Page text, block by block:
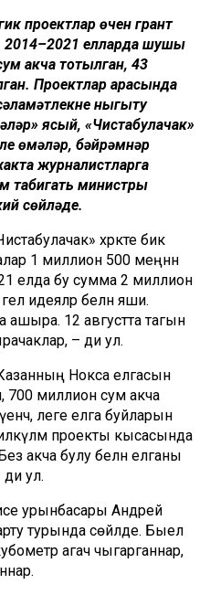
проектлар өчен грант
2014–2021 елларда шушы
акча тотылган, 43
Проектлар арасында
ныгыту
ясый, «Чистабулачак»
өмәләр, бәйрәмнәр
журналистларга
табигать министры
сөйләде.
хәрәкәте бик
1 миллион 500 меңнән
елда бу сумма 2 миллион
идеяләр белән яши.
12 августта тагын
– ди ул.
Казанның Нокса елгасын
700 миллион сум акча
әлеге елга буйларын
илкүләм проекты кысасында
акча булу белән елганы
ди ул.
урынбасары Андрей
турында сөйләде. Быел
агач чыгарганнар,